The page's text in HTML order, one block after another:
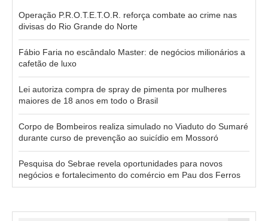
Operação P.R.O.T.E.T.O.R. reforça combate ao crime nas
divisas do Rio Grande do Norte
Fábio Faria no escândalo Master: de negócios milionários a
cafetão de luxo
Lei autoriza compra de spray de pimenta por mulheres
maiores de 18 anos em todo o Brasil
Corpo de Bombeiros realiza simulado no Viaduto do Sumaré
durante curso de prevenção ao suicídio em Mossoró
Pesquisa do Sebrae revela oportunidades para novos
negócios e fortalecimento do comércio em Pau dos Ferros